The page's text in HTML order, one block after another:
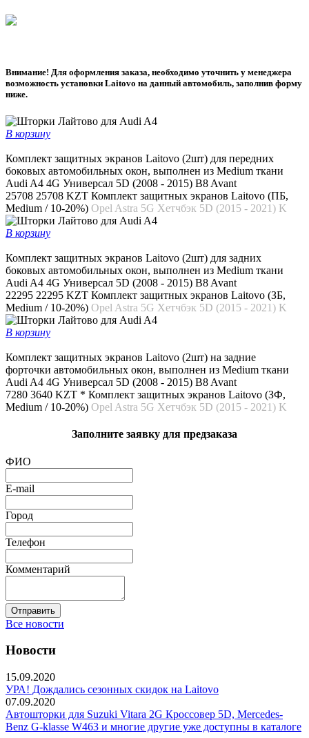
Внимание! Для оформления заказа, необходимо уточнить у менеджера
возможность установки Laitovo на данный автомобиль, заполнив форму
ниже.
В корзину
Комплект защитных экранов Laitovo (2шт) для передних
боковых автомобильных окон, выполнен из Medium ткани
Audi A4 4G Универсал 5D (2008 - 2015) B8 Avant
25708 25708 KZT Комплект защитных экранов Laitovo (ПБ,
Medium / 10-20%) Opel Astra 5G Хетчбэк 5D (2015 - 2021) K
В корзину
Комплект защитных экранов Laitovo (2шт) для задних
боковых автомобильных окон, выполнен из Medium ткани
Audi A4 4G Универсал 5D (2008 - 2015) B8 Avant
22295 22295 KZT Комплект защитных экранов Laitovo (ЗБ,
Medium / 10-20%) Opel Astra 5G Хетчбэк 5D (2015 - 2021) K
В корзину
Комплект защитных экранов Laitovo (2шт) на задние
форточки автомобильных окон, выполнен из Medium ткани
Audi A4 4G Универсал 5D (2008 - 2015) B8 Avant
7280 3640 KZT * Комплект защитных экранов Laitovo (ЗФ,
Medium / 10-20%) Opel Astra 5G Хетчбэк 5D (2015 - 2021) K
Заполните заявку для предзаказа
ФИО
E-mail
Город
Телефон
Комментарий
Отправить
Все новости
Новости
15.09.2020
УРА! Дождались сезонных скидок на Laitovo
07.09.2020
Автошторки для Suzuki Vitara 2G Кроссовер 5D, Mercedes-
Benz G-klasse W463 и многие другие уже доступны в каталоге